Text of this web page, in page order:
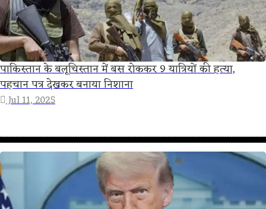
पाकिस्तान के बलूचिस्तान में बस रोककर 9 यात्रियों की हत्या,
पहचान पत्र देखकर बनाया निशाना
Jul 11, 2025